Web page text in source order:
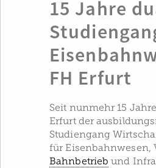
15 Jahre
FH Erfurt
Seit nunmehr 15
Erfurt der
Studiengang
für Eisenbahnwesen,
Bahnbetrieb und